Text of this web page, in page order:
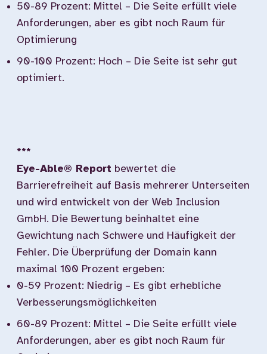
50-89 Prozent: Mittel – Die Seite erfüllt viele
Anforderungen, aber es gibt noch Raum für
Optimierung
90-100 Prozent: Hoch – Die Seite ist sehr gut
optimiert.
***
Eye-Able® Report bewertet die
Barrierefreiheit auf Basis mehrerer Unterseiten
und wird entwickelt von der Web Inclusion
GmbH. Die Bewertung beinhaltet eine
Gewichtung nach Schwere und Häufigkeit der
Fehler. Die Überprüfung der Domain kann
maximal 100 Prozent ergeben:
0-59 Prozent: Niedrig – Es gibt erhebliche
Verbesserungsmöglichkeiten
60-89 Prozent: Mittel – Die Seite erfüllt viele
Anforderungen, aber es gibt noch Raum für